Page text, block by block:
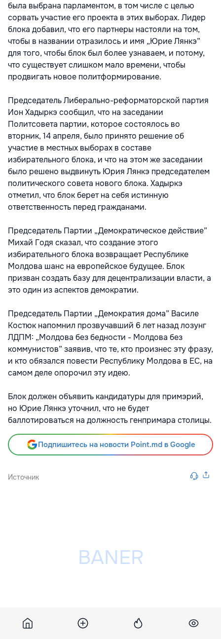
была выбрана парламентом, в том числе с целью
сорвать участие его проекта в этих выборах. Лидер
блока добавил, что его партнеры настояли на том,
чтобы в названии отразилось и имя „Юрие Лянкэ”
для того, чтобы блок был более узнаваем, и потому,
что существует слишком мало времени, чтобы
продвигать новое политформирование.
Председатель Либерально-реформаторской партия
Ион Хадыркэ сообщил, что на заседании
Политсовета партии, которое состоялось во
вторник, 14 апреля, было принято решение об
участие в местных выборах в составе
избирательного блока, и что на этом же заседании
было решено выдвинуть Юрия Лянкэ председателем
политического совета нового блока. Хадыркэ
отметил, что блок берет на себя истинную
ответственность перед гражданами.
Председатель Партии „Демократическое действие”
Михай Годя сказал, что создание этого
избирательного блока возвращает Республике
Молдова шанс на европейское будущее. Блок
призван создать базу для децентрализации власти, а
это один из аспектов демократии.
Председатель Партии „Демократия дома” Василе
Костюк напомнил прозвучавший 6 лет назад лозунг
ЛДПМ: „Молдова без бедности - Молдова без
коммунистов” заявив, что те, кто произнес эту фразу,
и кто обязался повести Республику Молдова в ЕС, на
самом деле опорочил эту идею.
Блок должен объявить кандидатуры для примэрий,
но Юрие Лянкэ уточнил, что не будет
баллотироваться на должность генпримара столицы.
Подпишитесь на новости Point.md в Google
Источник
Разместить рекламу на сайте